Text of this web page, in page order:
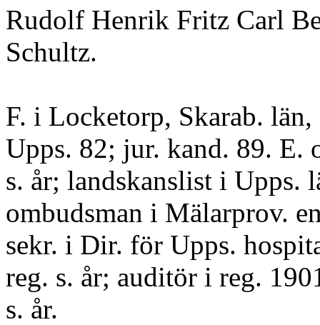
Rudolf Henrik Fritz Carl
Schultz.
F. i Locketorp, Skarab.
Upps. 82; jur. kand. 89. E.
s. år; landskanslist i Upps.
ombudsman i Mälarprov.
sekr. i Dir. för Upps.
reg. s. år; auditör i reg.
s. år.